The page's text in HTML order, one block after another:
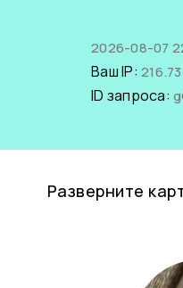
2026-08-07
Ваш IP:
ID запроса:
Разверните